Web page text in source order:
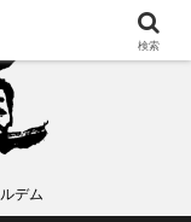
デム
検索